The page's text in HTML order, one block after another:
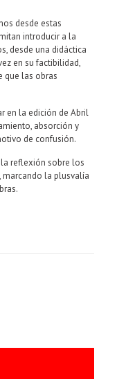
desde estas
introducir a la
desde una didáctica
en su factibilidad,
que las obras
en la edición de Abril
absorción y
de confusión.
reflexión sobre los
la plusvalía